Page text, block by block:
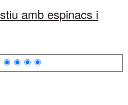
amb espinacs i